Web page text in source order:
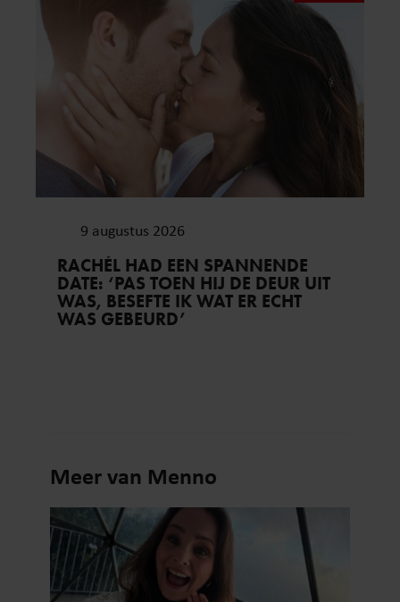
9 augustus 2026
RACHÉL HAD EEN SPANNENDE
DATE: ‘PAS TOEN HIJ DE DEUR UIT
WAS, BESEFTE IK WAT ER ECHT
WAS GEBEURD’
Meer van Menno